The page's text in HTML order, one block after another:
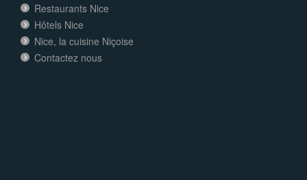
Restaurants Nice
Hôtels Nice
Nice, la cuisine Niçoise
Contactez nous